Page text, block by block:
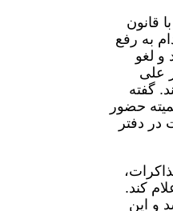
شد، با قانون
به رفع
و لغو
علی
گفته
حضور
در دفتر
کند.
و این